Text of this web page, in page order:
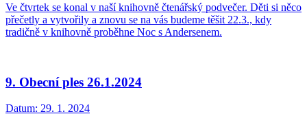
Ve čtvrtek se konal v naší knihovně čtenářský podvečer. Děti si něco
přečetly a vytvořily a znovu se na vás budeme těšit 22.3., kdy
tradičně v knihovně proběhne Noc s Andersenem.
9. Obecní ples 26.1.2024
Datum: 29. 1. 2024